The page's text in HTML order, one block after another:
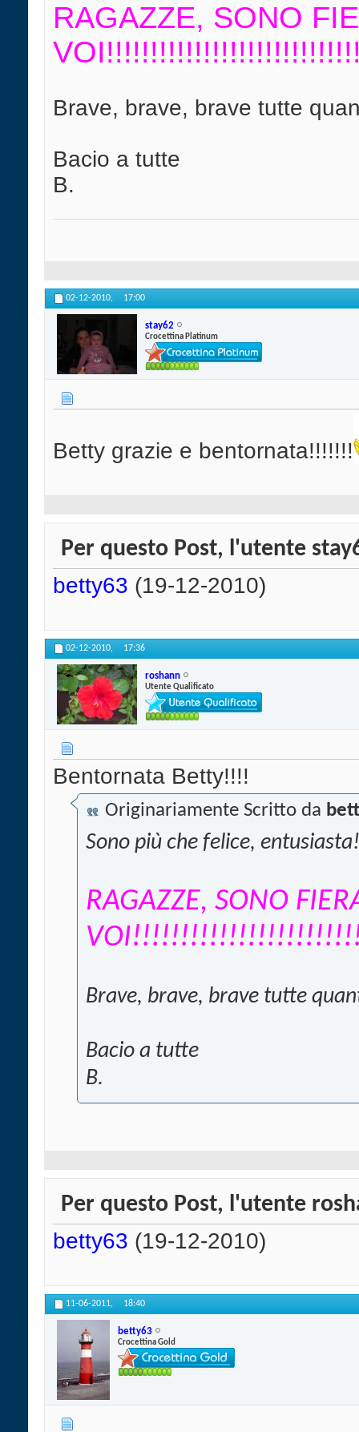
RAGAZZE, SONO
Brave, brave, brave tutte
Bacio a tutte
B.
02-12-2010, 17:00
stay62
Crocettina Platinum
Betty grazie e bentornata!!!!!!!
Per questo Post, l'utente
betty63 (19-12-2010)
02-12-2010, 17:36
roshann
Utente Qualificato
Bentornata Betty!!!!
Originariamente Scritto da
Sono più che felice,
RAGAZZE, SONO
Brave, brave, brave tutte
Bacio a tutte
B.
Per questo Post, l'utente
betty63 (19-12-2010)
11-06-2011, 18:40
betty63
Crocettina Gold